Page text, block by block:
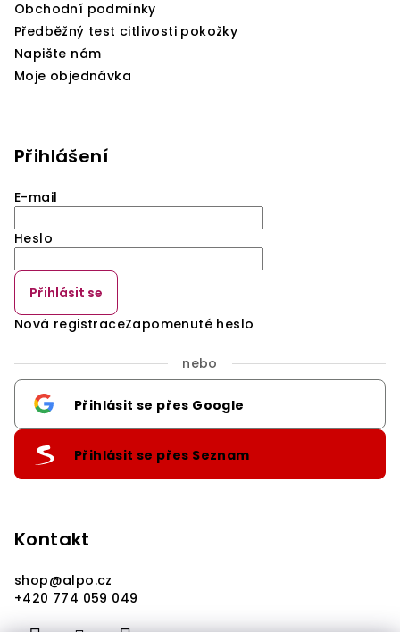
Obchodní podmínky
Předběžný test citlivosti pokožky
Napište nám
Moje objednávka
Přihlášení
E-mail
Heslo
Přihlásit se
Nová registraceZapomenuté heslo
nebo
Přihlásit se přes Google
Přihlásit se přes Seznam
Kontakt
shop@alpo.cz
+420 774 059 049